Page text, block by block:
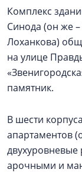
Комплекс
Синода (он же
Лоханкова)
на улице
памятник.
В шести
апартаментов
двухуровневые
арочными и